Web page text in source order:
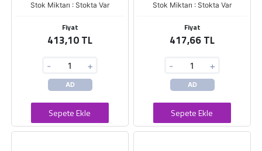
Stok Miktarı : Stokta Var
Fiyat
413,10 TL
- +
AD
Sepete Ekle
Stok Miktarı : Stokta Var
Fiyat
417,66 TL
- +
AD
Sepete Ekle